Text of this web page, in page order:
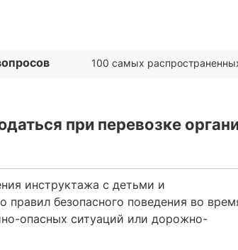
100 самых
при перевозке
инструктажа с детьми и
безопасного поведения во
опасных ситуаций или дорожно-